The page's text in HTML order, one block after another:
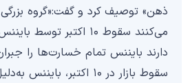
ذهن» توصیف کرد و گفت:«گروه
می‌کنند سقوط ۱۰ اکتبر
دارند بایننس تمام خسارت‌ها را
سقوط بازار در ۱۰ اکتبر،